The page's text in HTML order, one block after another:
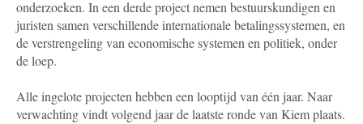
onderzoeken. In een derde project nemen bestuurskundigen en
juristen samen verschillende internationale betalingssystemen, en
de verstrengeling van economische systemen en politiek, onder
de loep.
Alle ingelote projecten hebben een looptijd van één jaar. Naar
verwachting vindt volgend jaar de laatste ronde van Kiem plaats.